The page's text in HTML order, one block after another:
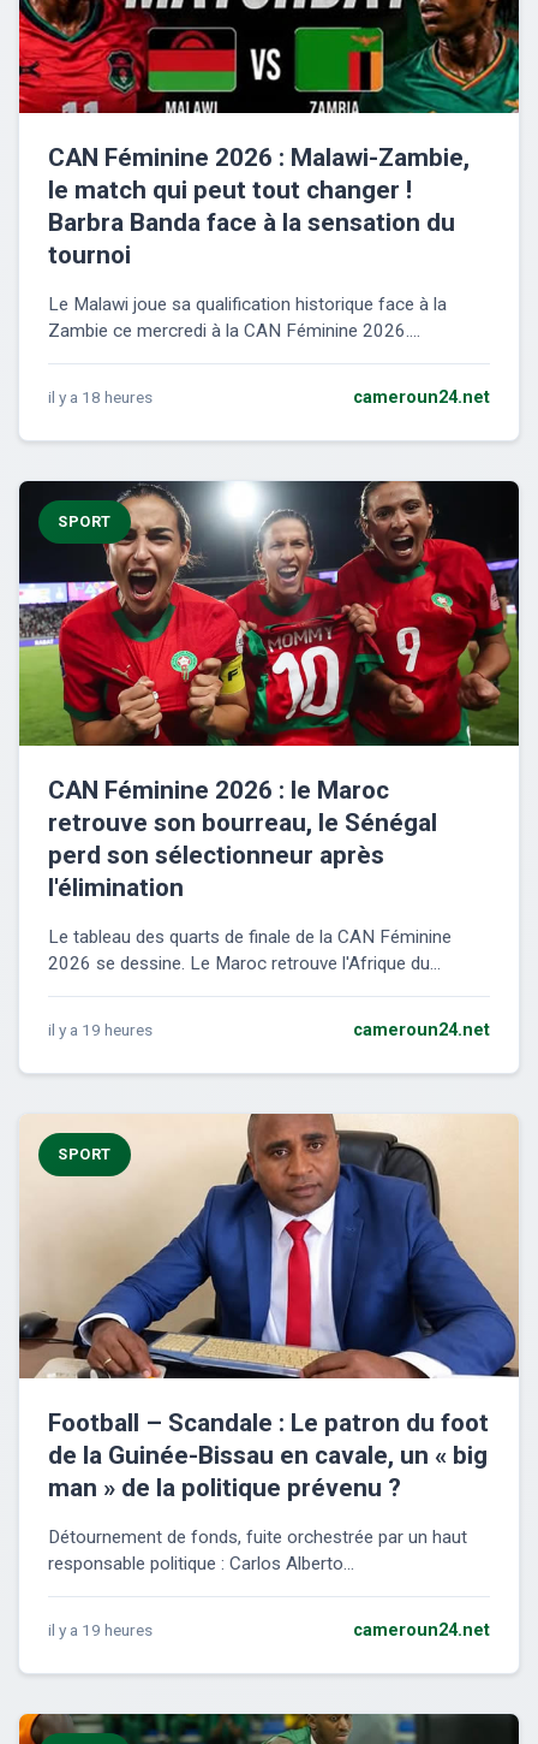
CAN Féminine 2026 : Malawi-Zambie,
le match qui peut tout changer !
Barbra Banda face à la sensation du
tournoi
Le Malawi joue sa qualification historique face à la
Zambie ce mercredi à la CAN Féminine 2026....
il y a 18 heures cameroun24.net
SPORT
CAN Féminine 2026 : le Maroc
retrouve son bourreau, le Sénégal
perd son sélectionneur après
l'élimination
Le tableau des quarts de finale de la CAN Féminine
2026 se dessine. Le Maroc retrouve l'Afrique du...
il y a 19 heures cameroun24.net
SPORT
Football – Scandale : Le patron du foot
de la Guinée-Bissau en cavale, un « big
man » de la politique prévenu ?
Détournement de fonds, fuite orchestrée par un haut
responsable politique : Carlos Alberto...
il y a 19 heures cameroun24.net